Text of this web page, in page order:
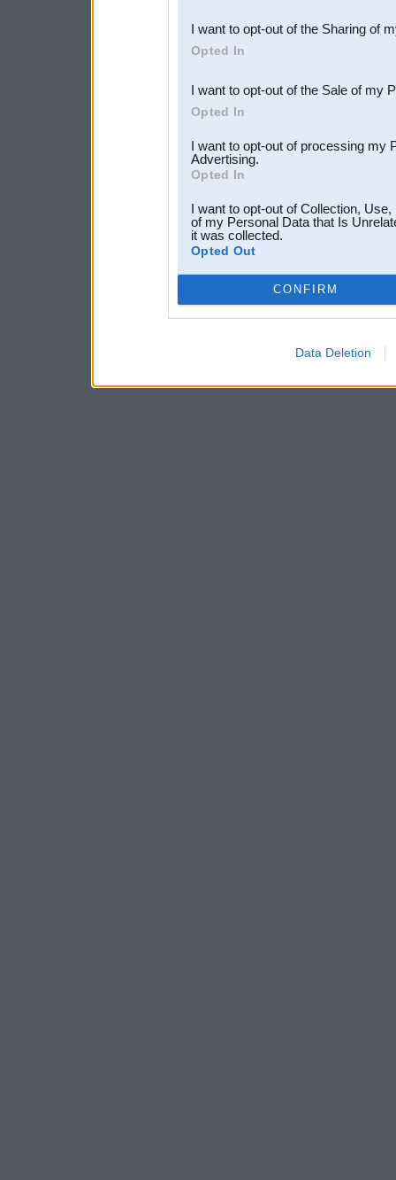
Downstream Participants
third parties.
I want to opt-out of the Sharing of
Opted In
I want to opt-out of the Sale of my
Opted In
I want to opt-out of processing my
Advertising.
Opted In
I want to opt-out of Collection,
of my Personal Data that Is
it was collected.
Opted Out
CONFIRM
Data Deletion